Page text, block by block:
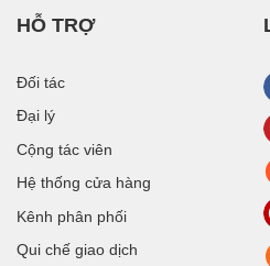
HỖ TRỢ
Đối tác
Đại lý
Cộng tác viên
Hệ thống cửa hàng
Kênh phân phối
Qui chế giao dịch